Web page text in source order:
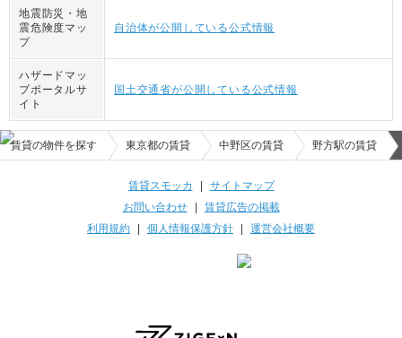
地震防災・地
震危険度マッ
プ
自治体が公開している公式情報
ハザードマッ
プポータルサ
イト
国土交通省が公開している公式情報
賃貸の物件を探す 東京都の賃貸 中野区の賃貸 野方駅の賃貸
賃貸スモッカ | サイトマップ
お問い合わせ| 賃貸広告の掲載
利用規約 | 個人情報保護方針 | 運営会社概要